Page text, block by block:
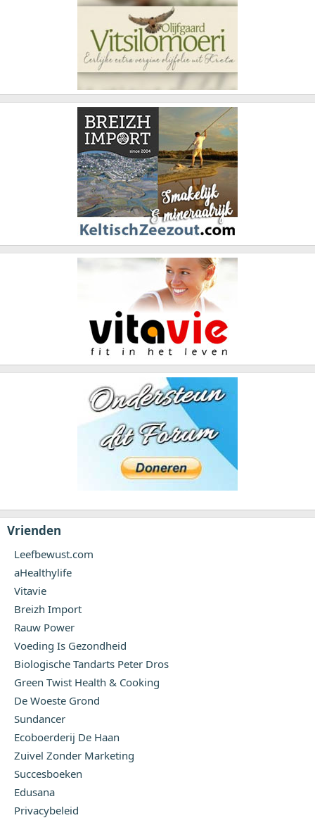
Vrienden
Leefbewust.com
aHealthylife
Vitavie
Breizh Import
Rauw Power
Voeding Is Gezondheid
Biologische Tandarts Peter Dros
Green Twist Health & Cooking
De Woeste Grond
Sundancer
Ecoboerderij De Haan
Zuivel Zonder Marketing
Succesboeken
Edusana
Privacybeleid